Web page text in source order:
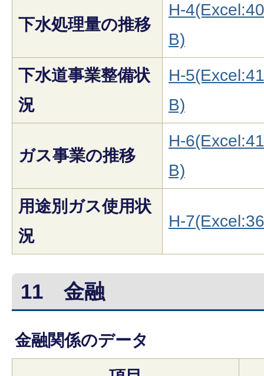
下水処理量の推移
H-
B)
下水道事業整備状
況
H-
B)
ガス事業の推移
H-
B)
用途別ガス使用状
況
H-
11 金融
金融関係のデータ